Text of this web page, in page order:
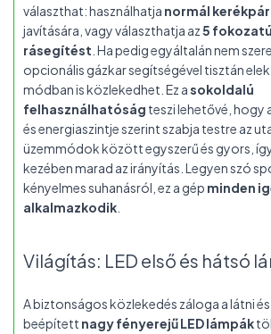
választhat: használhatja normál
javítására, vagy választhatja az5
rásegítést . Ha pedig egyáltalán nem
opcionális gázkar segítségével tisztán
módban is közlekedhet. Ez asokoldalú
felhasználhatóság teszi lehetővé, hogy
és energiaszintje szerint szabja testre az
üzemmódok között egyszerű és gyors,
kezében marad az irányítás. Legyen szó
kényelmes suhanásról, ez a gép minden
alkalmazkodik
Világítás: LED első és hátsó
A biztonságos közlekedés záloga a látni és
beépített nagy fényerejű LED lámpák